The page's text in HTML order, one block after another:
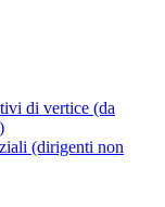
di vertice (da
(dirigenti non